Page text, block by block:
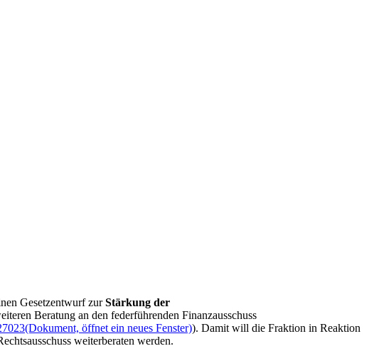
Gesetzentwurf zurStärkung der
Beratung an den federführenden Finanzausschuss
(Dokument, öffnet ein neues Fenster)). Damit will die Fraktion in Reaktion
weiterberaten werden.